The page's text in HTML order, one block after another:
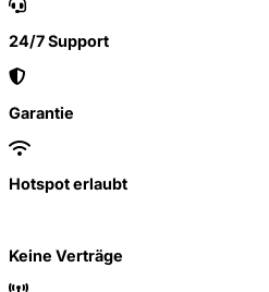
24/7 Support
Garantie
Hotspot erlaubt
Keine Verträge